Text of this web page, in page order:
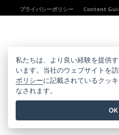
プライバシーポリシー
Content
私たちは、より良い経験を提供
います。当社のウェブサイトを訪
ポリシーに記載されているクッ
なされます。
OK